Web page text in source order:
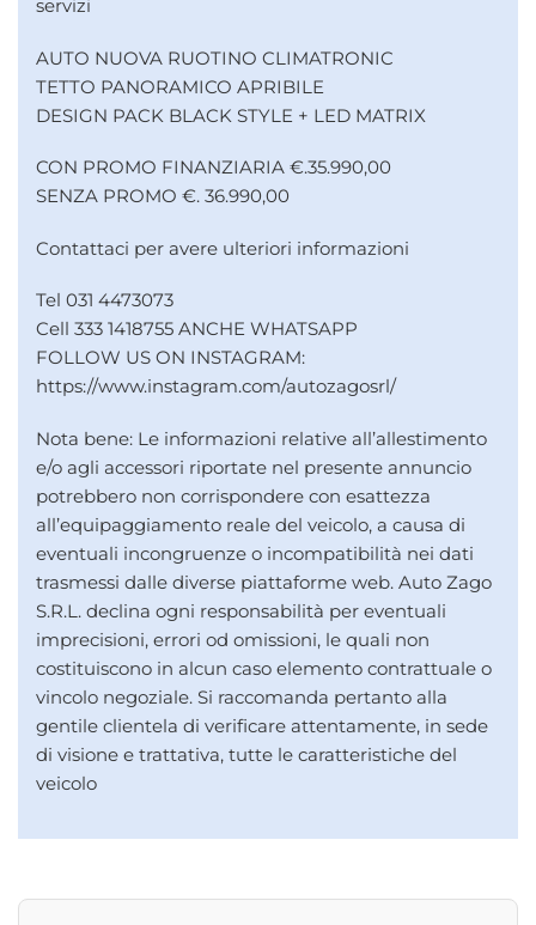
servizi
AUTO NUOVA RUOTINO CLIMATRONIC
TETTO PANORAMICO APRIBILE
DESIGN PACK BLACK STYLE + LED MATRIX
CON PROMO FINANZIARIA €.35.990,00
SENZA PROMO €. 36.990,00
Contattaci per avere ulteriori informazioni
Tel 031 4473073
Cell 333 1418755 ANCHE WHATSAPP
FOLLOW US ON INSTAGRAM:
https://www.instagram.com/autozagosrl/
Nota bene: Le informazioni relative all’allestimento
e/o agli accessori riportate nel presente annuncio
potrebbero non corrispondere con esattezza
all’equipaggiamento reale del veicolo, a causa di
eventuali incongruenze o incompatibilità nei dati
trasmessi dalle diverse piattaforme web. Auto Zago
S.R.L. declina ogni responsabilità per eventuali
imprecisioni, errori od omissioni, le quali non
costituiscono in alcun caso elemento contrattuale o
vincolo negoziale. Si raccomanda pertanto alla
gentile clientela di verificare attentamente, in sede
di visione e trattativa, tutte le caratteristiche del
veicolo